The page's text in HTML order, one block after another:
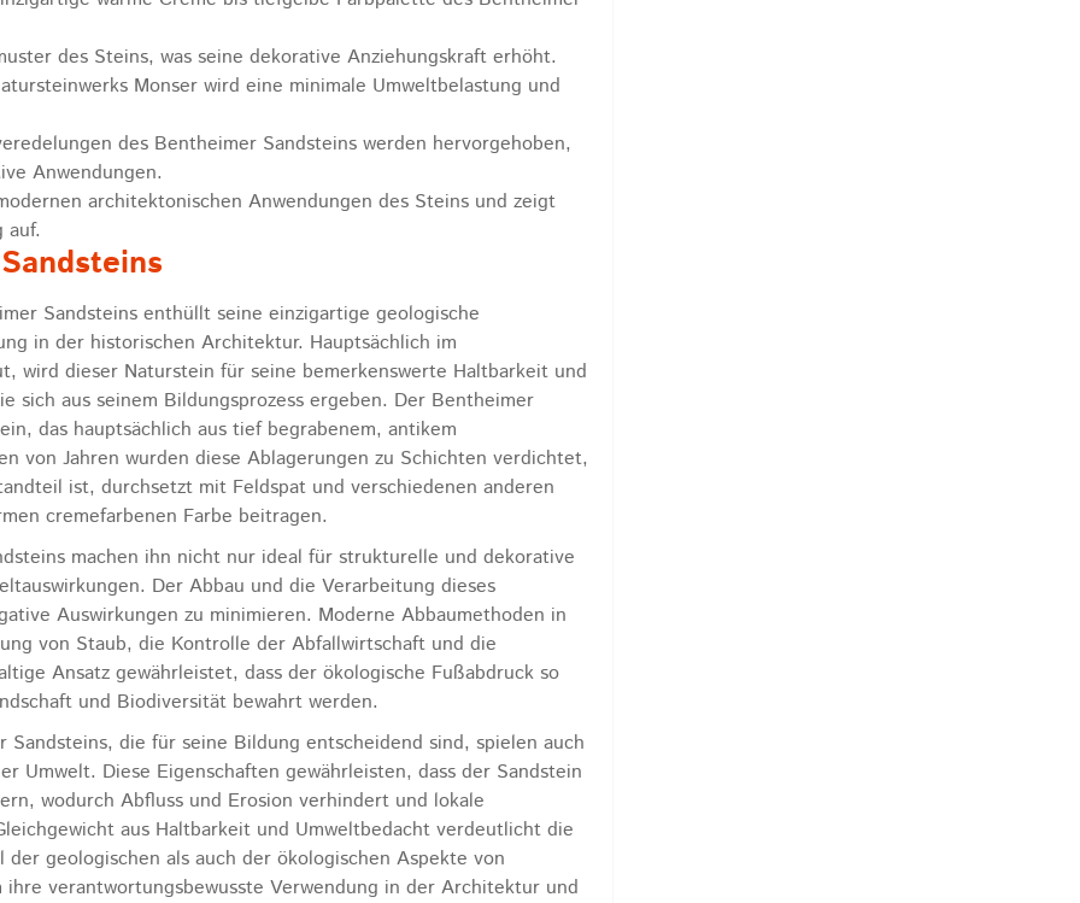
des Steins, was seine dekorative Anziehungskraft erhöht.
Monser wird eine minimale Umweltbelastung und
des Bentheimer Sandsteins werden hervorgehoben,
Anwendungen.
architektonischen Anwendungen des Steins und zeigt
auf.
Sandsteins enthüllt seine einzigartige geologische
in der historischen Architektur. Hauptsächlich im
wird dieser Naturstein für seine bemerkenswerte Haltbarkeit und
sich aus seinem Bildungsprozess ergeben. Der Bentheimer
das hauptsächlich aus tief begrabenem, antikem
von Jahren wurden diese Ablagerungen zu Schichten verdichtet,
ist, durchsetzt mit Feldspat und verschiedenen anderen
cremefarbenen Farbe beitragen.
machen ihn nicht nur ideal für strukturelle und dekorative
Der Abbau und die Verarbeitung dieses
Auswirkungen zu minimieren. Moderne Abbaumethoden in
von Staub, die Kontrolle der Abfallwirtschaft und die
Ansatz gewährleistet, dass der ökologische Fußabdruck so
und Biodiversität bewahrt werden.
die für seine Bildung entscheidend sind, spielen auch
Umwelt. Diese Eigenschaften gewährleisten, dass der Sandstein
wodurch Abfluss und Erosion verhindert und lokale
aus Haltbarkeit und Umweltbedacht verdeutlicht die
geologischen als auch der ökologischen Aspekte von
verantwortungsbewusste Verwendung in der Architektur und